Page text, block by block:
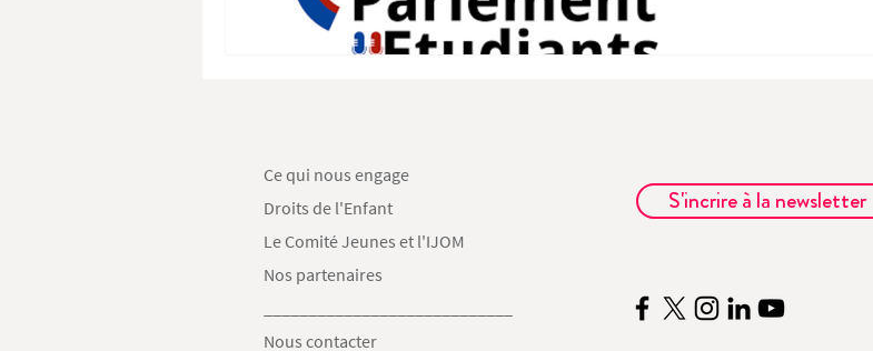
Ce qui nous engage
Droits de l'Enfant
Le Comité Jeunes et l'IJOM
Nos partenaires
Nous contacter
S'incrire à la newsletter